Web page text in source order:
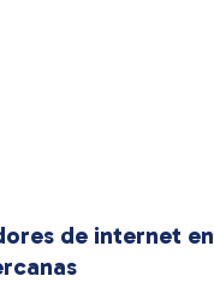
de internet en